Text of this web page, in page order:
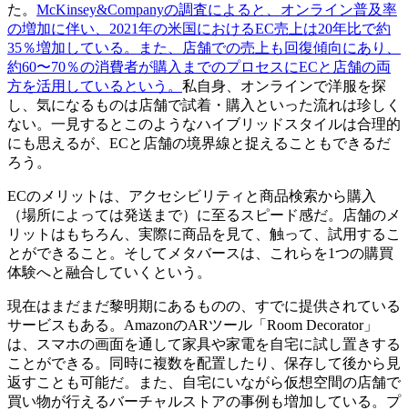
た。 McKinsey&Companyの調査によると、オンライン普及率
の増加に伴い、2021年の米国におけるEC売上は20年比で約
35％増加している。また、店舗での売上も回復傾向にあり、
約60〜70％の消費者が購入までのプロセスにECと店舗の両
方を活用しているという。 私自身、オンラインで洋服を探
し、気になるものは店舗で試着・購入といった流れは珍しく
ない。一見するとこのようなハイブリッドスタイルは合理的
にも思えるが、ECと店舗の境界線と捉えることもできるだ
ろう。
ECのメリットは、アクセシビリティと商品検索から購入
（場所によっては発送まで）に至るスピード感だ。店舗のメ
リットはもちろん、実際に商品を見て、触って、試用するこ
とができること。そしてメタバースは、これらを1つの購買
体験へと融合していくという。
現在はまだまだ黎明期にあるものの、すでに提供されている
サービスもある。AmazonのARツール「Room Decorator」
は、スマホの画面を通して家具や家電を自宅に試し置きする
ことができる。同時に複数を配置したり、保存して後から見
返すことも可能だ。また、自宅にいながら仮想空間の店舗で
買い物が行えるバーチャルストアの事例も増加している。プ